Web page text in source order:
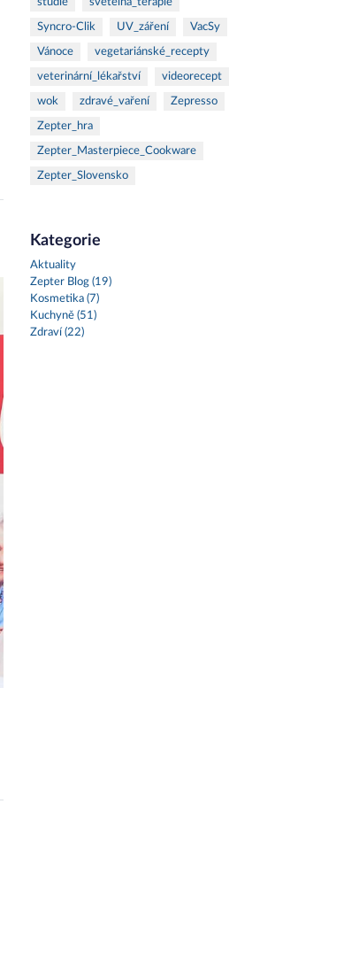
Syncro-Clik UV_záření VacSy
Vánoce vegetariánské_recepty
veterinární_lékařství videorecept
wok zdravé_vaření Zepresso
Zepter_hra
Zepter_Masterpiece_Cookware
Zepter_Slovensko
Kategorie
Aktuality
Zepter Blog (19)
Kosmetika (7)
Kuchyně (51)
Zdraví (22)